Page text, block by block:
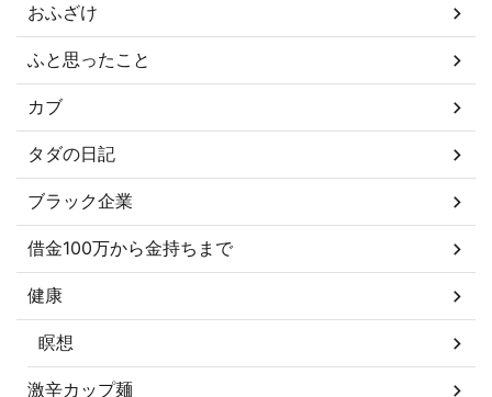
おふざけ
ふと思ったこと
カブ
タダの日記
ブラック企業
借金100万から金持ちまで
健康
瞑想
激辛カップ麺